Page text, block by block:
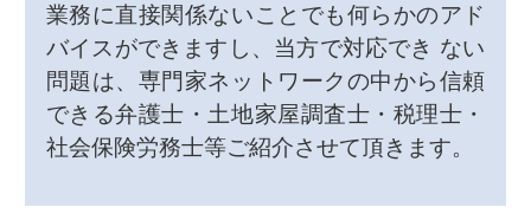
業務に直接関係ないことでも何らかのアド
バイスができますし、当方で対応でき ない
問題は、専門家ネットワークの中から信頼
できる弁護士・土地家屋調査士・税理士・
社会保険労務士等ご紹介させて頂きます。